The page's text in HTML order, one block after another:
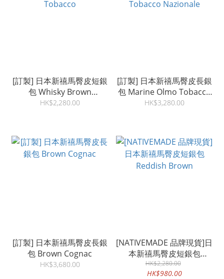
[訂製] 日本新禧馬臀皮短銀
包 Whisky Brown
Tobacco
HK$2,280.00
[訂製] 日本新禧馬臀皮長銀
包 Marine Olmo Tobacco
Nazionale
HK$3,280.00
[訂製] 日本新禧馬臀皮長銀
包 Brown Cognac
HK$3,680.00
[NATIVEMADE 品牌現貨]日
本新禧馬臀皮短銀包
Reddish Brown
HK$2,280.00
HK$980.00